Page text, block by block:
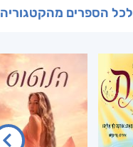
לכל הספרים מהקטגוריה